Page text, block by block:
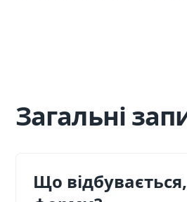
Загальні
Що